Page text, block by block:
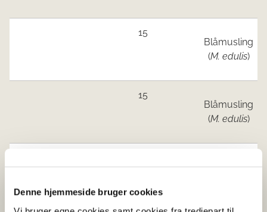
Denne hjemmeside bruger cookies
15
Blåmusling
(M. edulis)
15
Blåmusling
(M. edulis)
Blåmusling